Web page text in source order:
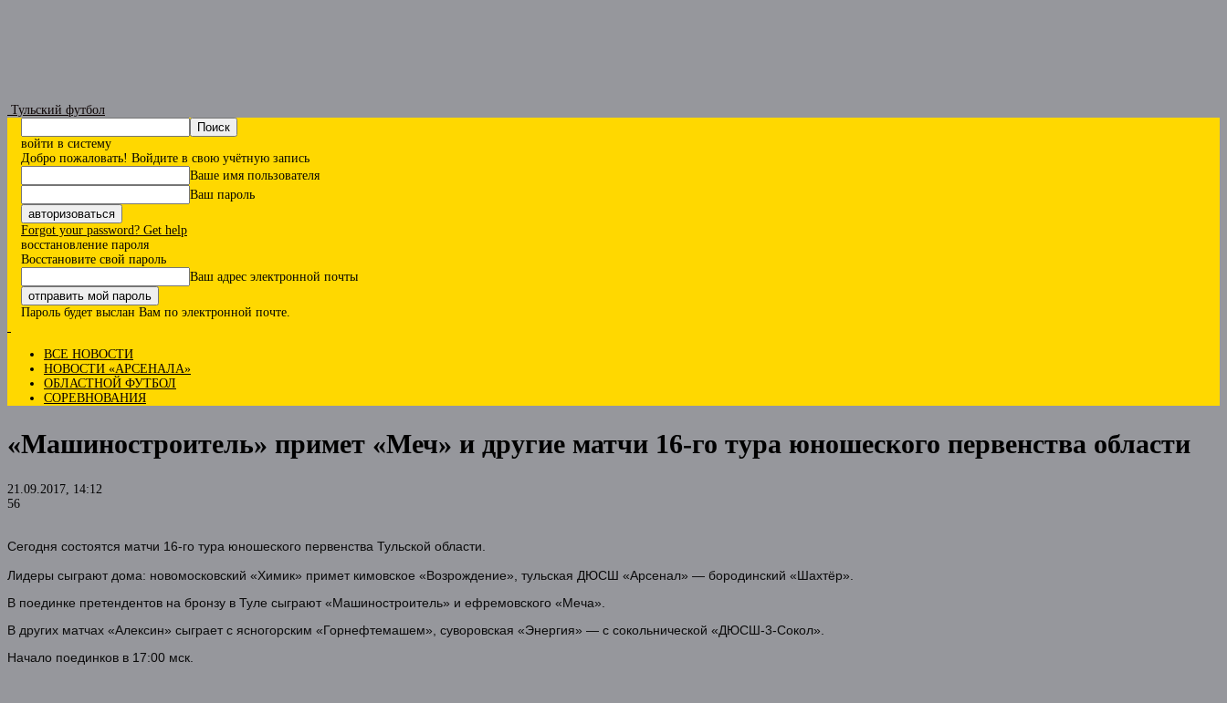
Тульский футбол
войти в систему
Добро пожаловать! Войдите в свою учётную запись
Ваше имя пользователя
Ваш пароль
Forgot your password? Get help
восстановление пароля
Восстановите свой пароль
Ваш адрес электронной почты
Пароль будет выслан Вам по электронной почте.
ВСЕ НОВОСТИ
НОВОСТИ «АРСЕНАЛА»
ОБЛАСТНОЙ ФУТБОЛ
СОРЕВНОВАНИЯ
«Машиностроитель» примет «Меч» и другие матчи 16-го тура юношеского первенства области
21.09.2017, 14:12
56
Сегодня состоятся матчи 16-го тура юношеского первенства Тульской области.
Лидеры сыграют дома: новомосковский «Химик» примет кимовское «Возрождение», тульская ДЮСШ «Арсенал» — бородинский «Шахтёр».
В поединке претендентов на бронзу в Туле сыграют «Машиностроитель» и ефремовского «Меча».
В других матчах «Алексин» сыграет с ясногорским «Горнефтемашем», суворовская «Энергия» — с сокольнической «ДЮСШ-3-Сокол».
Начало поединков в 17:00 мск.